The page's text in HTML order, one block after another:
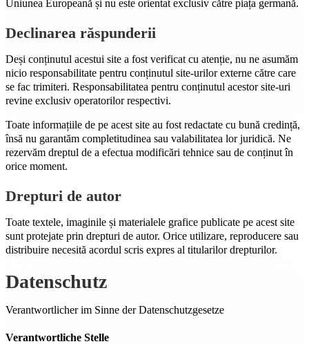
Uniunea Europeană și nu este orientat exclusiv către piața germană.
Declinarea răspunderii
Deși conținutul acestui site a fost verificat cu atenție, nu ne asumăm
nicio responsabilitate pentru conținutul site-urilor externe către care
se fac trimiteri. Responsabilitatea pentru conținutul acestor site-uri
revine exclusiv operatorilor respectivi.
Toate informațiile de pe acest site au fost redactate cu bună credință,
însă nu garantăm completitudinea sau valabilitatea lor juridică. Ne
rezervăm dreptul de a efectua modificări tehnice sau de conținut în
orice moment.
Drepturi de autor
Toate textele, imaginile și materialele grafice publicate pe acest site
sunt protejate prin drepturi de autor. Orice utilizare, reproducere sau
distribuire necesită acordul scris expres al titularilor drepturilor.
Datenschutz
Verantwortlicher im Sinne der Datenschutzgesetze
Verantwortliche Stelle